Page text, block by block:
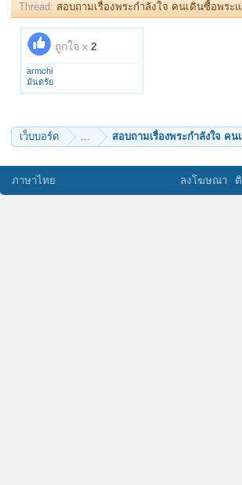
Thread: สอบถามเรื่องพระกำลังใจ คนเดินซื้อพระ
ถูกใจ x 2
armchi
มันตรัย
เว็บบอร์ด ... สอบถามเรื่องพระกำลังใจ คน
ภาษาไทย ลงโฆษณา